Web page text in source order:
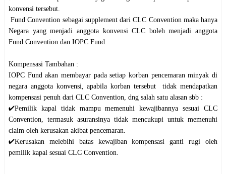
konvensi tersebut.
Fund Convention sebagai supplement dari CLC Convention maka hanya
Negara yang menjadi anggota konvensi CLC boleh menjadi anggota
Fund Convention dan IOPC Fund.
Kompensasi Tambahan :
IOPC Fund akan membayar pada setiap korban pencemaran minyak di
negara anggota konvensi, apabila korban tersebut tidak mendapatkan
kompensasi penuh dari CLC Convention, dng salah satu alasan sbb :
✔️Pemilik kapal tidak mampu memenuhi kewajibannya sesuai CLC
Convention, termasuk asuransinya tidak mencukupi untuk memenuhi
claim oleh kerusakan akibat pencemaran.
✔️Kerusakan melebihi batas kewajiban kompensasi ganti rugi oleh
pemilik kapal sesuai CLC Convention.